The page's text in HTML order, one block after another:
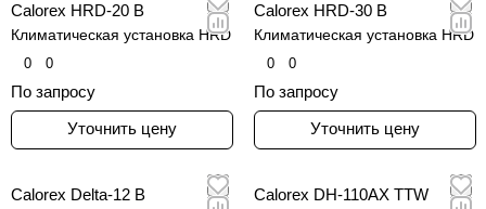
Calorex HRD-20 B
Климатическая установка HRD
0 0
По запросу
Уточнить цену
Calorex HRD-30 B
Климатическая установка HRD
0 0
По запросу
Уточнить цену
Calorex Delta-12 B Calorex DH-110AX TTW